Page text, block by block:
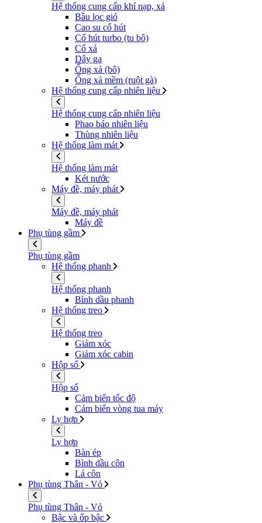
Hệ thống cung cấp khí nạp, xả
Bầu lọc gió
Cao su cổ hút
Cổ hút turbo (tu bô)
Cổ xả
Dây ga
Ống xả (bô)
Ống xả mềm (ruột gà)
Hệ thống cung cấp nhiên liệu
Hệ thống cung cấp nhiên liệu
Phao báo nhiên liệu
Thùng nhiên liệu
Hệ thống làm mát
Hệ thống làm mát
Két nước
Máy đề, máy phát
Máy đề, máy phát
Máy đề
Phụ tùng gầm
Phụ tùng gầm
Hệ thống phanh
Hệ thống phanh
Bình dầu phanh
Hệ thống treo
Hệ thống treo
Giảm xóc
Giảm xóc cabin
Hộp số
Hộp số
Cảm biến tốc độ
Cảm biến vòng tua máy
Ly hợp
Ly hợp
Bàn ép
Bình dầu côn
Lá côn
Phụ tùng Thân - Vỏ
Phụ tùng Thân - Vỏ
Bậc và ốp bậc